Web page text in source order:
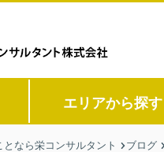
エリアから探す
なら栄コンサルタント ブログ